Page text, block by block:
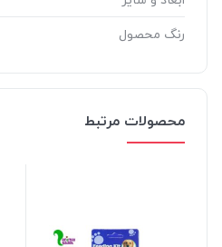
رنگ محصول
محصولات مرتبط